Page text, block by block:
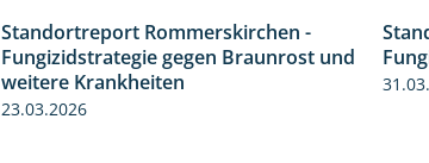
6:11
Standortreport Rommerskirchen -
Fungizidstrategie gegen Braunrost und
weitere Krankheiten
23.03.2026